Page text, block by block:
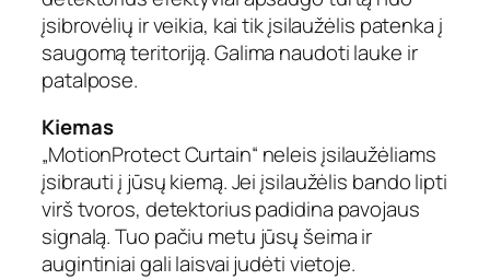
o
t
o
n
P
r
o
t
e
c
įsibrovėlių ir veikia, kai tik įsilaužėlis patenka į
saugomą teritoriją. Galima naudoti lauke ir
patalpose.
Kiemas
„MotionProtect Curtain“ neleis įsilaužėliams
įsibrauti į jūsų kiemą. Jei įsilaužėlis bando lipti
virš tvoros, detektorius padidina pavojaus
signalą. Tuo pačiu metu jūsų šeima ir
augintiniai gali laisvai judėti vietoje.